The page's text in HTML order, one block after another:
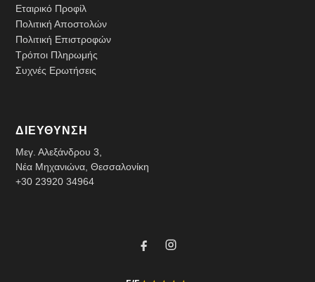
Εταιρικό Προφίλ
Πολιτική Αποστολών
Πολιτική Επιστροφών
Τρόποι Πληρωμής
Συχνές Ερωτήσεις
ΔΙΕΥΘΥΝΣΗ
Μεγ. Αλεξάνδρου 3,
Νέα Μηχανιώνα, Θεσσαλονίκη
+30 23920 34964